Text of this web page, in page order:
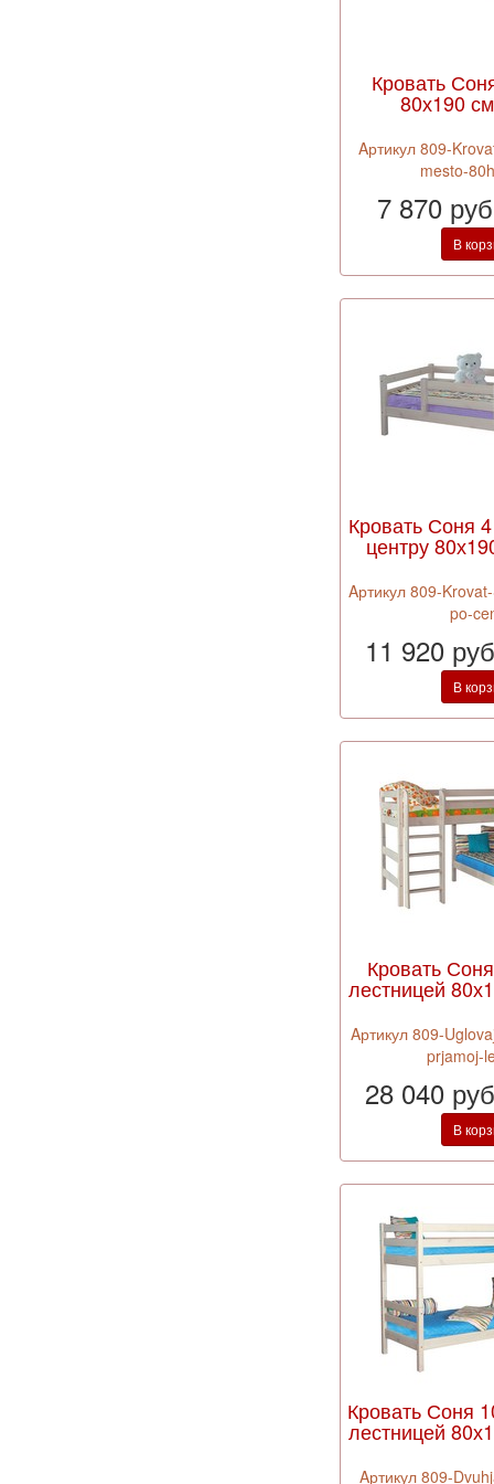
Кровать
80х190
Aртикул 809-
mesto-
7 870
В
Кровать Соня
центру
Aртикул 809-
po-
11 920
В
Кровать
лестницей
Aртикул 809-
prjamoj-
28 040
В
Кровать Соня
лестницей
Aртикул 809-